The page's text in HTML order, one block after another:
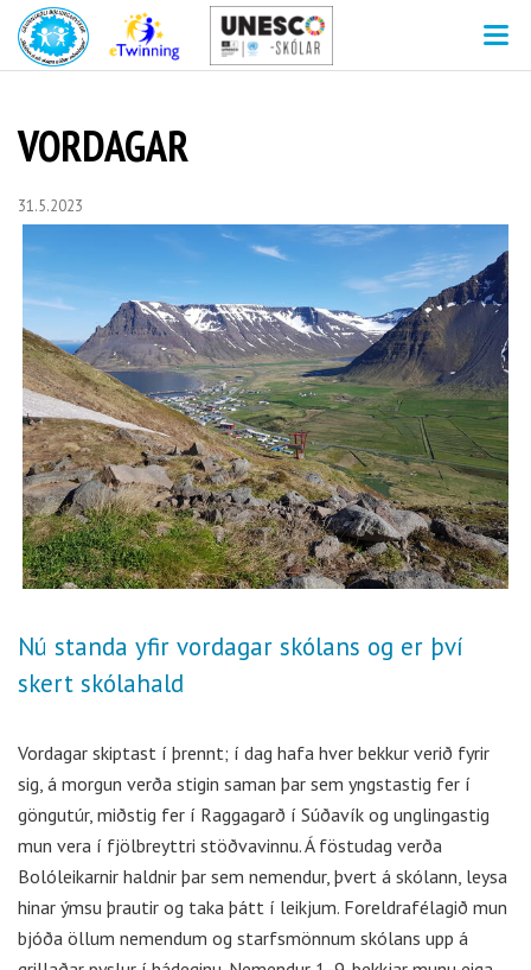
VORDAGAR
31.5.2023
Nú standa yfir vordagar skólans og er því
skert skólahald
Vordagar skiptast í þrennt; í dag hafa hver bekkur verið fyrir
sig, á morgun verða stigin saman þar sem yngstastig fer í
göngutúr, miðstig fer í Raggagarð í Súðavík og unglingastig
mun vera í fjölbreyttri stöðvavinnu. Á föstudag verða
Bolóleikarnir haldnir þar sem nemendur, þvert á skólann, leysa
hinar ýmsu þrautir og taka þátt í leikjum. Foreldrafélagið mun
bjóða öllum nemendum og starfsmönnum skólans upp á